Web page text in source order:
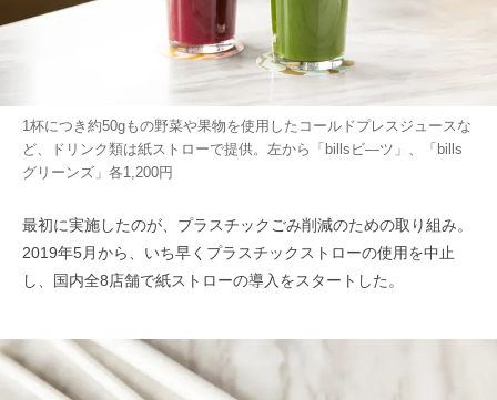
1杯につき約50gもの野菜や果物を使用したコールドプレスジュースな
ど、ドリンク類は紙ストローで提供。左から「billsビ―ツ」、「bills
グリーンズ」各1,200円
最初に実施したのが、プラスチックごみ削減のための取り組み。
2019年5月から、いち早くプラスチックストローの使用を中止
し、国内全8店舗で紙ストローの導入をスタートした。